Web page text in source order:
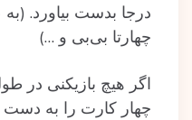
چهارتا بی‌بی و …)
اگر هیچ بازیکنی در
چهار کارت را به دست